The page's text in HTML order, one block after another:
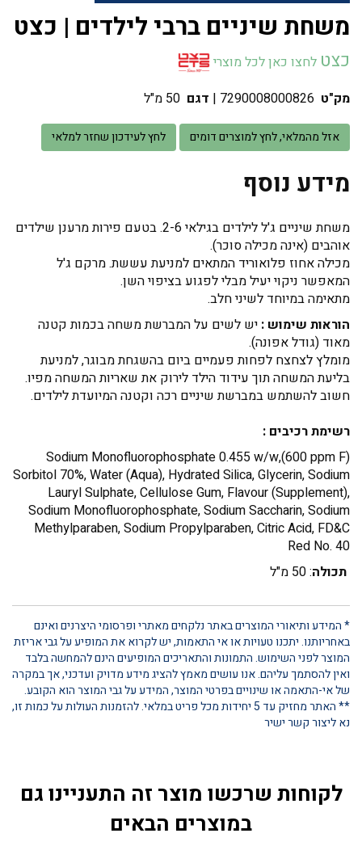
משחת שיניים ברבי לילדים | כצט
כצט לחצו כאן לכל מוצרי
מק"ט 7290008000826
| דגם 50 מ"ל
אזל מהמלאי, לחץ למוצרים דומים לחץ לעידכון שחזר למלאי
מידע נוסף
משחת שיניים ג'ל לילדים בגילאי 2-6. בטעם פירות מרענן שילדים
אוהבים (אינה מכילה סוכר).
מכילה אחוז פלואוריד המתאים למניעת עששת. מרקם ג'ל
המאפשר ניקוי יעיל מבלי לפגוע בציפוי השן.
מתאימה במיוחד לשיני חלב.
הוראות שימוש : יש לשים על המברשת משחה בכמות קטנה
מאוד (גודל אפונה).
מומלץ לצחצח לפחות פעמיים ביום בהשגחת מבוגר, למניעת
בליעת המשחה תוך עידוד הילד לירוק את שאריות המשחה מפיו.
חשוב להשתמש במברשת שיניים רכה וקטנה המיועדת לילדים.
רשימת רכיבים :
Sodium Monofluorophosphate 0.455 w/w,(600 ppm F)
Sorbitol 70%, Water (Aqua), Hydrated Silica, Glycerin, Sodium
Lauryl Sulphate, Cellulose Gum, Flavour (Supplement),
Sodium Monofluorophosphate, Sodium Saccharin, Sodium
Methylparaben, Sodium Propylparaben, Citric Acid, FD&C
Red No. 40
תכולה: 50 מ"ל
* המידע ותיאורי המוצרים באתר נלקחים מאתרי ופרסומי היצרנים ואינם
באחריותנו. יתכנו טעויות או אי התאמות, יש לקרוא את המופיע על גבי אריזת
המוצר לפני השימוש. התמונות והתאריכים המופיעים הינם להמחשה בלבד
ואין להסתמך עליהם. אנו עושים מאמץ להציג מידע מדויק ועדכני, אך במקרה
של אי-התאמה או שינויים בפרטי המוצר, המידע על גבי המוצר הוא הקובע.
** האתר מחזיק עד 5 יחידות מכל פריט במלאי. להזמנות העולות על כמות זו,
נא ליצור קשר ישיר
לקוחות שרכשו מוצר זה התעניינו גם
במוצרים הבאים